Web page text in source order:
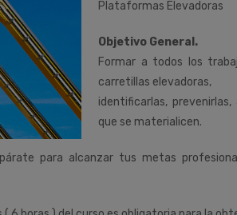
Plataformas Elevadoras
Objetivo General.
Formar a todos los
carretillas elevadoras,
identificarlas,
que se materialicen.
para alcanzar tus metas